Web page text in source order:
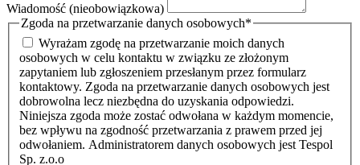
Wiadomość (nieobowiązkowa)
Zgoda na przetwarzanie danych osobowych*
Wyrażam zgodę na przetwarzanie moich danych
osobowych w celu kontaktu w związku ze złożonym
zapytaniem lub zgłoszeniem przesłanym przez formularz
kontaktowy. Zgoda na przetwarzanie danych osobowych jest
dobrowolna lecz niezbędna do uzyskania odpowiedzi.
Niniejsza zgoda może zostać odwołana w każdym momencie,
bez wpływu na zgodność przetwarzania z prawem przed jej
odwołaniem. Administratorem danych osobowych jest Tespol
Sp. z.o.o